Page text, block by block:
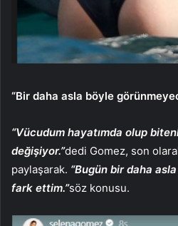
“Bir daha asla böyle
“Vücudum hayatımda olup
değişiyor.”dedi Gomez, son
paylaşarak. “Bugün bir daha
fark ettim.”söz konusu.